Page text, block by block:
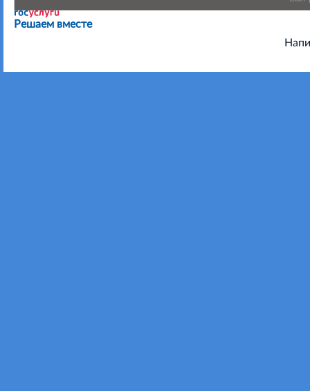
Решаем вместе
Есть предложения по организации учебного процесса